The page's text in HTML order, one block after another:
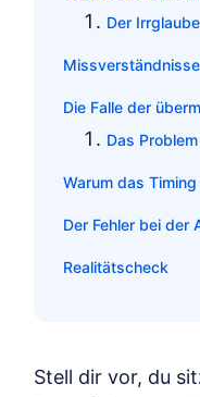
Der
Die Falle der
Das
Warum das
Der Fehler bei der
Realitätscheck
Stell dir vor, du